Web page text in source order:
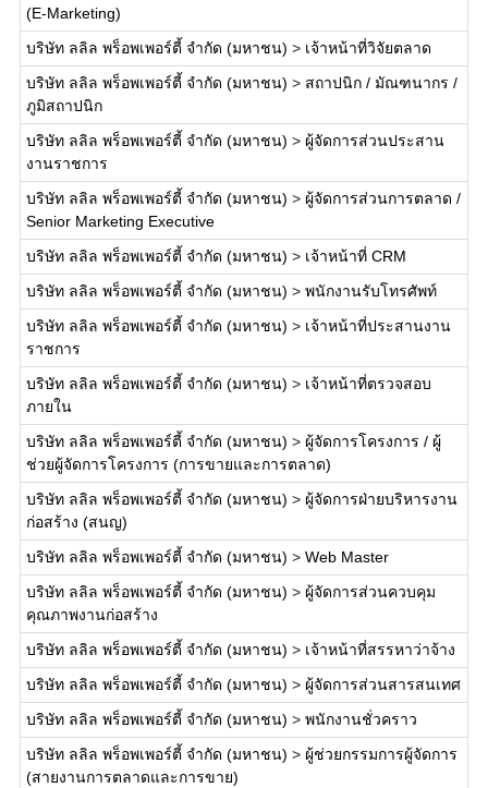
(E-Marketing)
บริษัท ลลิล พร็อพเพอร์ตี้ จำกัด (มหาชน) > เจ้าหน้าที่วิจัยตลาด
บริษัท ลลิล พร็อพเพอร์ตี้ จำกัด (มหาชน) > สถาปนิก / มัณฑนากร /
ภูมิสถาปนิก
บริษัท ลลิล พร็อพเพอร์ตี้ จำกัด (มหาชน) > ผู้จัดการส่วนประสาน
งานราชการ
บริษัท ลลิล พร็อพเพอร์ตี้ จำกัด (มหาชน) > ผู้จัดการส่วนการตลาด /
Senior Marketing Executive
บริษัท ลลิล พร็อพเพอร์ตี้ จำกัด (มหาชน) > เจ้าหน้าที่ CRM
บริษัท ลลิล พร็อพเพอร์ตี้ จำกัด (มหาชน) > พนักงานรับโทรศัพท์
บริษัท ลลิล พร็อพเพอร์ตี้ จำกัด (มหาชน) > เจ้าหน้าที่ประสานงาน
ราชการ
บริษัท ลลิล พร็อพเพอร์ตี้ จำกัด (มหาชน) > เจ้าหน้าที่ตรวจสอบ
ภายใน
บริษัท ลลิล พร็อพเพอร์ตี้ จำกัด (มหาชน) > ผู้จัดการโครงการ / ผู้
ช่วยผู้จัดการโครงการ (การขายและการตลาด)
บริษัท ลลิล พร็อพเพอร์ตี้ จำกัด (มหาชน) > ผู้จัดการฝ่ายบริหารงาน
ก่อสร้าง (สนญ)
บริษัท ลลิล พร็อพเพอร์ตี้ จำกัด (มหาชน) > Web Master
บริษัท ลลิล พร็อพเพอร์ตี้ จำกัด (มหาชน) > ผู้จัดการส่วนควบคุม
คุณภาพงานก่อสร้าง
บริษัท ลลิล พร็อพเพอร์ตี้ จำกัด (มหาชน) > เจ้าหน้าที่สรรหาว่าจ้าง
บริษัท ลลิล พร็อพเพอร์ตี้ จำกัด (มหาชน) > ผู้จัดการส่วนสารสนเทศ
บริษัท ลลิล พร็อพเพอร์ตี้ จำกัด (มหาชน) > พนักงานชั่วคราว
บริษัท ลลิล พร็อพเพอร์ตี้ จำกัด (มหาชน) > ผู้ช่วยกรรมการผู้จัดการ
(สายงานการตลาดและการขาย)